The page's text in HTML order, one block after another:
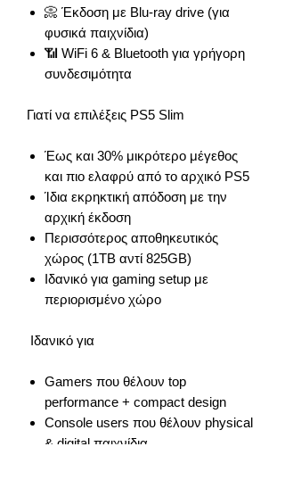
📀 Έκδοση με Blu-ray drive (για
φυσικά παιχνίδια)
📶 WiFi 6 & Bluetooth για γρήγορη
συνδεσιμότητα
Γιατί να επιλέξεις PS5 Slim
Έως και 30% μικρότερο μέγεθος
και πιο ελαφρύ από το αρχικό PS5
Ίδια εκρηκτική απόδοση με την
αρχική έκδοση
Περισσότερος αποθηκευτικός
χώρος (1TB αντί 825GB)
Ιδανικό για gaming setup με
περιορισμένο χώρο
Ιδανικό για
Gamers που θέλουν top
performance + compact design
Console users που θέλουν physical
& digital παιχνίδια